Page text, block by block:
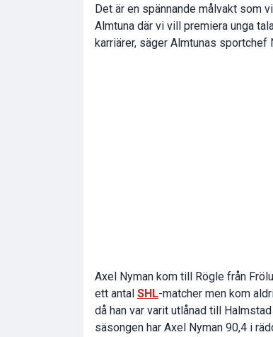
Det är en spännande målvakt som
Almtuna där vi vill premiera unga
karriärer, säger Almtunas sportchef
Axel Nyman kom till Rögle från
ett antal SHL-matcher men kom
då han var varit utlånad till
säsongen har Axel Nyman 90,4 i